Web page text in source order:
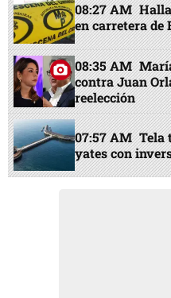
08:27 AM
en carretera de
08:35 AM
contra Juan
reelección
07:57 AM Tela
yates con